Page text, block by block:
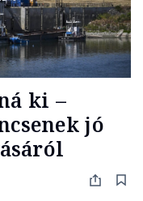
ki –
jó